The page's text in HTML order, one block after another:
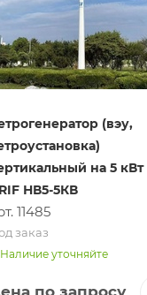
(вэу,
на 5 кВт
НВ5-5КВ
11485
заказ
Наличие уточняйте
по запросу